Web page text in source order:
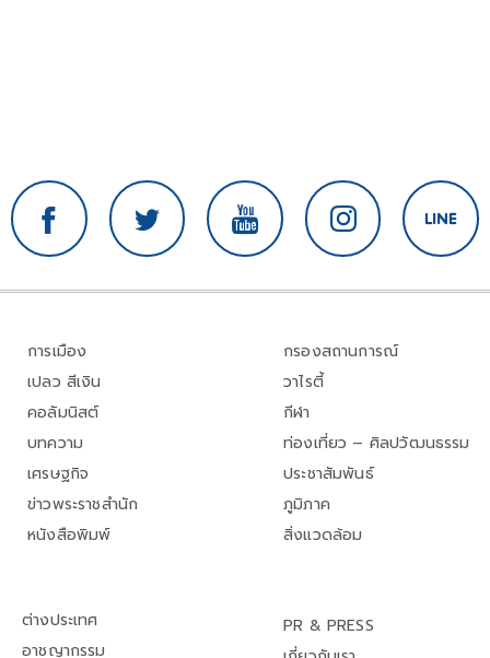
การเมือง
เปลว สีเงิน
คอลัมนิสต์
บทความ
เศรษฐกิจ
ข่าวพระราชสำนัก
หนังสือพิมพ์
กรองสถานการณ์
วาไรตี้
กีฬา
ท่องเที่ยว – ศิลปวัฒนธรรม
ประชาสัมพันธ์
ภูมิภาค
สิ่งแวดล้อม
ต่างประเทศ
อาชญากรรม
PR & PRESS